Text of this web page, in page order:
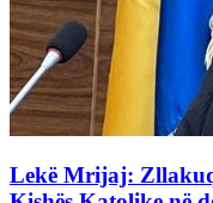
Lekë Mrijaj: